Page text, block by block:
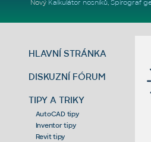
Nový Kalkulátor nosníků, Spirograf
HLAVNÍ STRÁNKA
DISKUZNÍ FÓRUM
TIPY A TRIKY
AutoCAD tipy
Inventor tipy
Revit tipy